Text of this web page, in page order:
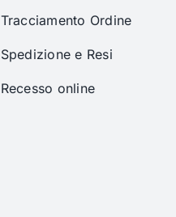
Tracciamento Ordine
Spedizione e Resi
Recesso online